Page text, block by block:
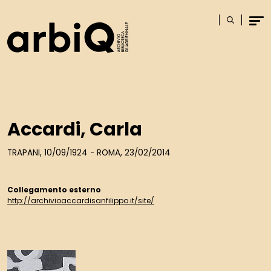
Cerca
Accardi, Carla
TRAPANI, 10/09/1924 - ROMA, 23/02/2014
Collegamento esterno
http://archivioaccardisanfilippo.it/site/